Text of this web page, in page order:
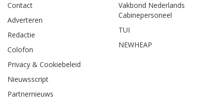
Contact
Adverteren
Redactie
Colofon
Privacy & Cookiebeleid
Nieuwsscript
Partnernieuws
Vakbond Nederlands
Cabinepersoneel
TUI
NEWHEAP